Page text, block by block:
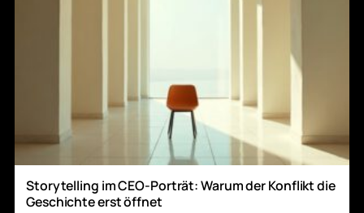
Storytelling im CEO-Porträt: Warum der Konflikt die
Geschichte erst öffnet